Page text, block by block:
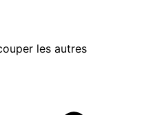
les autres